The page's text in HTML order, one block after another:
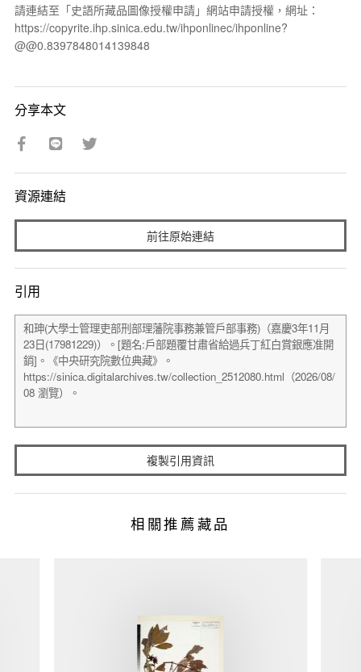
請連結至「史語所藏品圖像授權申請」網站申請授權，網址：
https://copyrite.ihp.sinica.edu.tw/ihponlinec/ihponline?
@@0.8397848014139848
分享本文
資源連結
前往原始連結
引用
複製引用資訊
相關推薦藏品